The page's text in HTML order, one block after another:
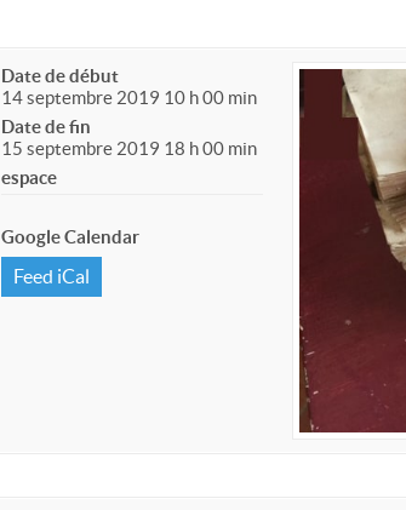
Date de début
14 septembre 2019 10 h 00 min
Date de fin
15 septembre 2019 18 h 00 min
espace
Google Calendar
Feed iCal